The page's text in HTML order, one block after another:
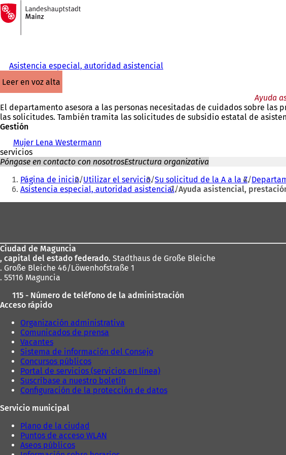
Saltar al contenido
A
la
página
Asistencia especial, autoridad asistencial
leer en voz alta
Ayuda
El departamento asesora a las personas necesitadas de cuidados sobre
las solicitudes. También tramita las solicitudes de subsidio estatal de
Gestión
Mujer Lena Westermann
servicios
Póngase en contacto con nosotrosEstructura organizativa
Estás
aquí:
Página de inicio Utilizar el servicio Su solicitud de la A a la Z
Asistencia especial, autoridad asistencial Ayuda asistencial,
pies
Ciudad de Maguncia
, capital del estado federado. Stadthaus de Große Bleiche
. Große Bleiche 46/Löwenhofstraße 1
. 55116 Maguncia
115 - Número de teléfono de la administración
Acceso rápido
Organización administrativa
Comunicados de prensa
Vacantes
Sistema de información del Consejo
Concursos públicos
Portal de servicios (servicios en línea)
Suscríbase a nuestro boletín
Configuración de la protección de datos
Servicio municipal
Plano de la ciudad
Puntos de acceso WLAN
Aseos públicos